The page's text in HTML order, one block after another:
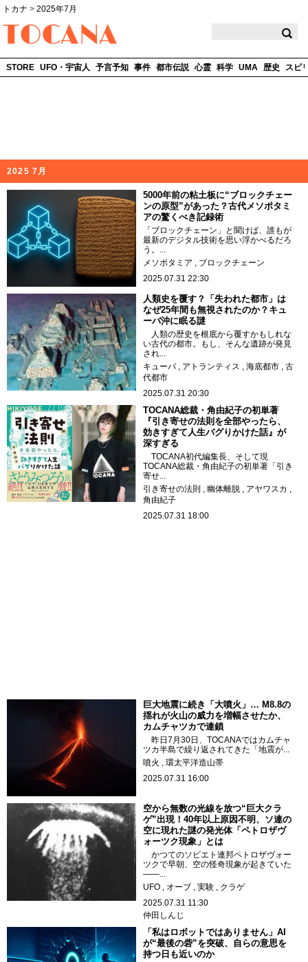
トカナ > 2025年7月
STORE UFO・宇宙人 予言予知 事件 都市伝説 心霊 科学 UMA 歴史 スピ
2025 7月
5000年前の粘土板に“ブロックチェー
ンの原型”があった？古代メソポタミ
アの驚くべき記録術
「ブロックチェーン」と聞けば、誰もが
最新のデジタル技術を思い浮かべるだろ
う。...
メソポタミア
ブロックチェーン
2025.07.31 22:30
人類史を覆す？「失われた都市」は
なぜ25年間も無視されたのか？キュ
ーバ沖に眠る謎
人類の歴史を根底から覆すかもしれな
い古代の都市。もし、そんな遺跡が発見
され...
キューバ
アトランティス 海底都市
古
代都市
2025.07.31 20:30
TOCANA総裁・角由紀子の初単著
『引き寄せの法則を全部やったら、
効きすぎて人生バグりかけた話』が
深すぎる
TOCANA初代編集長、そして現
TOCANA総裁・角由紀子の初単著「引き
寄せ...
引き寄せの法則
幽体離脱
アヤワスカ
角由紀子
2025.07.31 18:00
巨大地震に続き「大噴火」… M8.8の
揺れが火山の威力を増幅させたか、
カムチャツカで連鎖
昨日7月30日、TOCANAではカムチャ
ツカ半島で繰り返されてきた「地震が...
噴火
環太平洋造山帯
2025.07.31 16:00
空から無数の光線を放つ“巨大クラ
ゲ”出現！40年以上原因不明、ソ連の
空に現れた謎の発光体「ペトロザヴ
ォーツク現象」とは
かつてのソビエト連邦ペトロザヴォー
ツクで早朝、空の怪奇現象が起きていた
――...
UFO
オーブ 実験
クラゲ
2025.07.31 11:30
仲田しんじ
「私はロボットではありません」AI
が“最後の砦”を突破、自らの意思を
持つ日も近いのか